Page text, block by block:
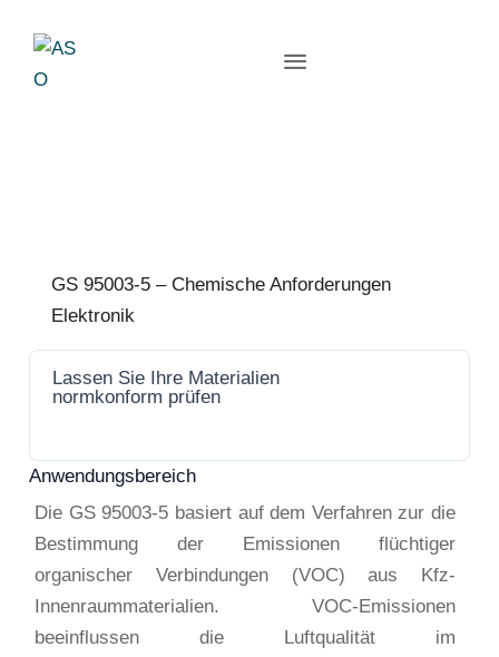
GS 95003-5 – Chemische Anforderungen
Elektronik
Lassen Sie Ihre Materialien
normkonform prüfen
Anwendungsbereich
Die GS 95003-5 basiert auf dem Verfahren zur die
Bestimmung der Emissionen flüchtiger
organischer Verbindungen (VOC) aus Kfz-
Innenraummaterialien. VOC-Emissionen
beeinflussen die Luftqualität im